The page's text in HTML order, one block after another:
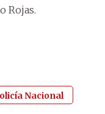
Rojas.
Nacional